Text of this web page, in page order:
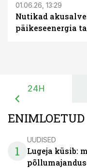
01.06.26, 13:29
Nutikad
päikeseenergia
24H
ENIMLOETUD
1
UUDISED
Lugeja küsib: